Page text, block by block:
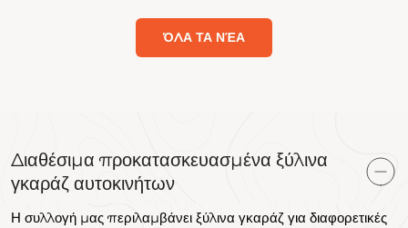
ΌΛΑ ΤΑ ΝΈΑ
Διαθέσιμα προκατασκευασμένα ξύλινα
γκαράζ αυτοκινήτων
Η συλλογή μας περιλαμβάνει ξύλινα γκαράζ για διαφορετικές